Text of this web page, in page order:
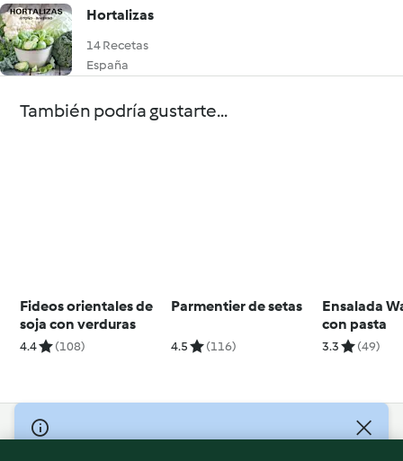
Hortalizas
14 Recetas
España
También podría gustarte...
Fideos orientales de
soja con verduras
4.4 (108)
Parmentier de setas
4.5 (116)
Ensalada
con pasta
3.3 (49)
© Copyright 2026